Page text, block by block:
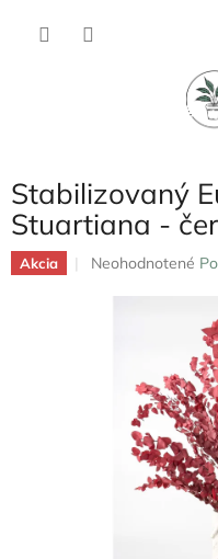
Stabilizovaný
Stuartiana -
Akcia
Priemerné
hviezdičiek.
Neohodnotené